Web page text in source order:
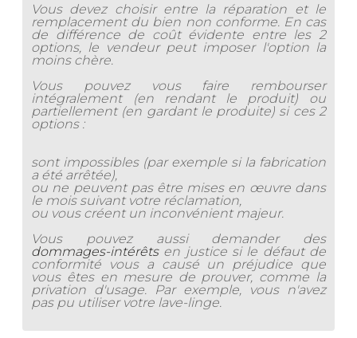
Vous devez choisir entre la réparation et le
remplacement du bien non conforme. En cas
de différence de coût évidente entre les 2
options, le vendeur peut imposer l'option la
moins chère.
Vous pouvez vous faire rembourser
intégralement (en rendant le produit) ou
partiellement (en gardant le produite) si ces 2
options :
sont impossibles (par exemple si la fabrication
a été arrêtée),
ou ne peuvent pas être mises en œuvre dans
le mois suivant votre réclamation,
ou vous créent un inconvénient majeur.
Vous pouvez aussi demander des
dommages-intérêtsen justice si le défaut de
conformité vous a causé un préjudice que
vous êtes en mesure de prouver, comme la
privation d'usage. Par exemple, vous n'avez
pas pu utiliser votre lave-linge.